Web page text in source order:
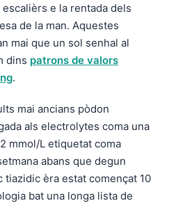
e la rentada dels
de la man. Aquestes
mai que un sol senhal al
dins patrons de valors
.
mai ancians pòdon
als electrolytes coma una
mmol/L etiquetat coma
abans que degun
èra estat començat 10
bat una longa lista de